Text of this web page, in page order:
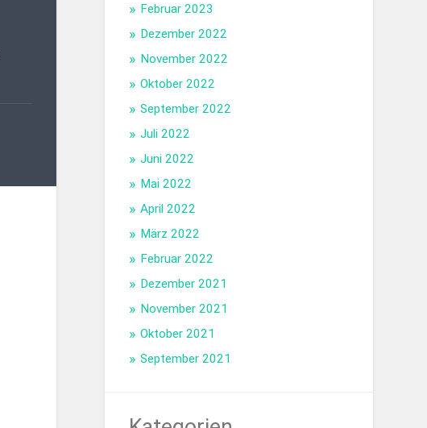
Februar 2023
Dezember 2022
November 2022
Oktober 2022
September 2022
Juli 2022
Juni 2022
Mai 2022
April 2022
März 2022
Februar 2022
Dezember 2021
November 2021
Oktober 2021
September 2021